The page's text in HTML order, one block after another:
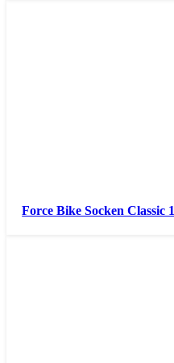
Force Bike Socken Classic 1